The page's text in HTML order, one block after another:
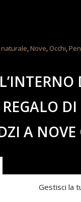
Gestisci la
naturale,Nove, Occhi,
A NOVE